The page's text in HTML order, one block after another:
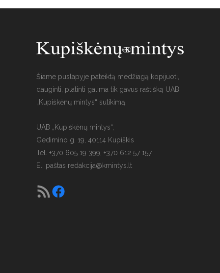
Šiame puslapyje pateiktą medžiagą kopijuoti,
dauginti, platinti galima tik gavus raštišką UAB
„Kupiškėnų mintys“ sutikimą.
UAB „Kupiškėnų mintys“,
Gedimino g. 19, 40114 Kupiškis
Tel. +370 605 19 399, +370 612 57 157.
El. paštas redakcija@kmintys.lt